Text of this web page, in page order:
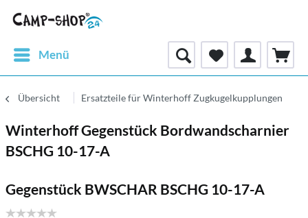
Menü
Übersicht Ersatzteile für Winterhoff Zugkugelkupplungen
Winterhoff Gegenstück Bordwandscharnier
BSCHG 10-17-A
Gegenstück BWSCHAR BSCHG 10-17-A